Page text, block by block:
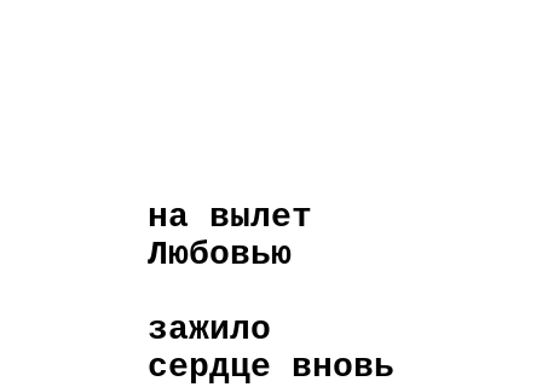
на вылет
Любовью
зажило
сердце вновь